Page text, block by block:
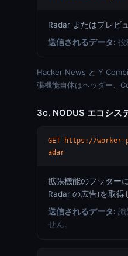
Radar またはプレビ
送信されるデータ: 投
Hacker News と Y
張機能自体はヘッダー、
3c. NODUS エコシ
GET https://worker-
adar
拡張機能のフッター
Radar の広告)を取得
送信されるデータ: 識
せん。